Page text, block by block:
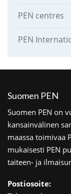
PEN centres
PEN
Suomen PEN
Suomen PEN on
kansainvälinen
maassa toimivaa
mukaisesti PEN
taiteen- ja
Postiosoite: